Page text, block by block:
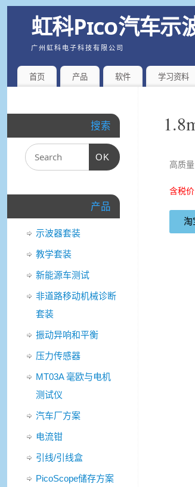
虹科Pico汽车示
广州虹科电子科技有限公司
首页 产品 软件 学习资料
高质
含税
淘
搜索
OK
产品
示波器套装
教学套装
新能源车测试
非道路移动机械诊断
套装
振动异响和平衡
压力传感器
MT03A 毫欧与电机
测试仪
汽车厂方案
电流钳
引线/引线盒
PicoScope储存方案